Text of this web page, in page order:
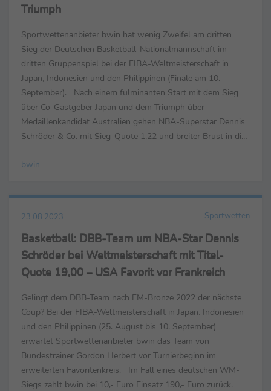
Triumph
Sportwettenanbieter bwin hat wenig Zweifel am dritten
Sieg der Deutschen Basketball-Nationalmannschaft im
dritten Gruppenspiel bei der FIBA-Weltmeisterschaft in
Japan, Indonesien und den Philippinen (Finale am 10.
September). Nach einem fulminanten Start mit dem Sieg
über Co-Gastgeber Japan und dem Triumph über
Medaillenkandidat Australien gehen NBA-Superstar Dennis
Schröder & Co. mit Sieg-Quote 1,22 und breiter Brust in die
August, 09.30...
bwin
23.08.2023 Sportwetten
Basketball: DBB-Team um NBA-Star Dennis
Schröder bei Weltmeisterschaft mit Titel-
Quote 19,00 – USA Favorit vor Frankreich
Gelingt dem DBB-Team nach EM-Bronze 2022 der nächste
Coup? Bei der FIBA-Weltmeisterschaft in Japan, Indonesien
und den Philippinen (25. August bis 10. September)
erwartet Sportwettenanbieter bwin das Team von
Bundestrainer Gordon Herbert vor Turnierbeginn im
erweiterten Favoritenkreis. Im Fall eines deutschen WM-
Siegs zahlt bwin bei 10,- Euro Einsatz 190,- Euro zurück.